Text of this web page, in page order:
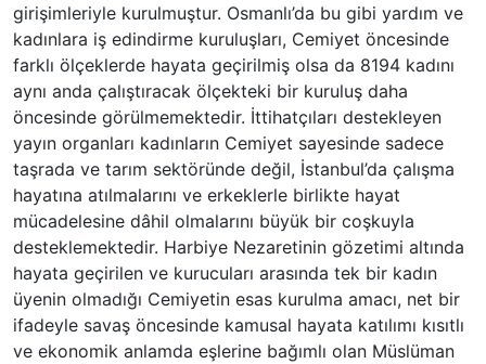
girişimleriyle kurulmuştur. Osmanlı’da bu gibi yardım ve
kadınlara iş edindirme kuruluşları, Cemiyet öncesinde
farklı ölçeklerde hayata geçirilmiş olsa da 8194 kadını
aynı anda çalıştıracak ölçekteki bir kuruluş daha
öncesinde görülmemektedir. İttihatçıları destekleyen
yayın organları kadınların Cemiyet sayesinde sadece
taşrada ve tarım sektöründe değil, İstanbul’da çalışma
hayatına atılmalarını ve erkeklerle birlikte hayat
mücadelesine dâhil olmalarını büyük bir coşkuyla
desteklemektedir. Harbiye Nezaretinin gözetimi altında
hayata geçirilen ve kurucuları arasında tek bir kadın
üyenin olmadığı Cemiyetin esas kurulma amacı, net bir
ifadeyle savaş öncesinde kamusal hayata katılımı kısıtlı
ve ekonomik anlamda eşlerine bağımlı olan Müslüman